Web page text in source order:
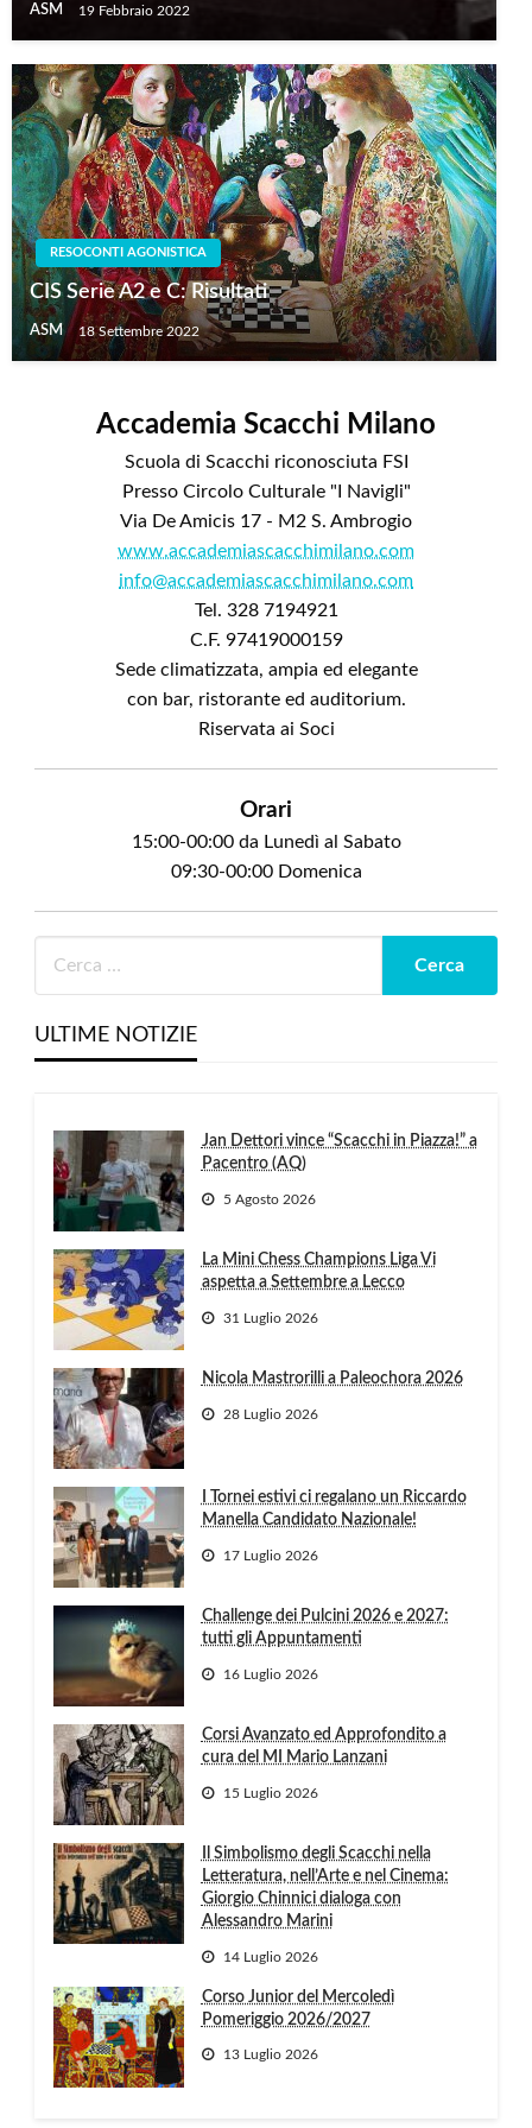
ASM 19 Febbraio 2022
RESOCONTI AGONISTICA
CIS Serie A2 e C: Risultati
ASM 18 Settembre 2022
Accademia Scacchi Milano
Scuola di Scacchi riconosciuta FSI
Presso Circolo Culturale "I Navigli"
Via De Amicis 17 - M2 S. Ambrogio
www.accademiascacchimilano.com
info@accademiascacchimilano.com
Tel. 328 7194921
C.F. 97419000159
Sede climatizzata, ampia ed elegante
con bar, ristorante ed auditorium.
Riservata ai Soci
Orari
15:00-00:00 da Lunedì al Sabato
09:30-00:00 Domenica
ULTIME NOTIZIE
Jan Dettori vince “Scacchi in Piazza!” a
Pacentro (AQ)
5 Agosto 2026
La Mini Chess Champions Liga Vi
aspetta a Settembre a Lecco
31 Luglio 2026
Nicola Mastrorilli a Paleochora 2026
28 Luglio 2026
I Tornei estivi ci regalano un Riccardo
Manella Candidato Nazionale!
17 Luglio 2026
Challenge dei Pulcini 2026 e 2027:
tutti gli Appuntamenti
16 Luglio 2026
Corsi Avanzato ed Approfondito a
cura del MI Mario Lanzani
15 Luglio 2026
Il Simbolismo degli Scacchi nella
Letteratura, nell’Arte e nel Cinema:
Giorgio Chinnici dialoga con
Alessandro Marini
14 Luglio 2026
Corso Junior del Mercoledì
Pomeriggio 2026/2027
13 Luglio 2026